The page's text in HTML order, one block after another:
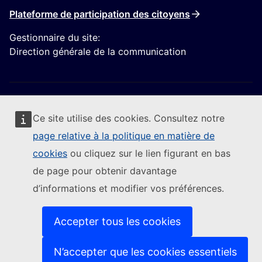
Ce site utilise des cookies. Consultez notre
page relative à la politique en matière de
cookies ou cliquez sur le lien figurant en bas
de page pour obtenir davantage
d’informations et modifier vos préférences.
Accepter tous les cookies
N’accepter que les cookies essentiels
Plateforme de participation des citoyens
Gestionnaire du site:
Direction générale de la communication
Suivre la Commission européenne
Nous contacter(Lien externe)
Signaler une vulnérabilité informatique(Lien externe)
Les langues sur nos sites web(Lien externe)
(Lien externe)
Protection de la vie privée
Avis juridique
(Lien externe)